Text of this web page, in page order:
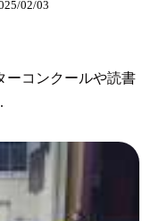
02/03
ーコンクールや読書